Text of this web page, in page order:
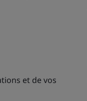
et de vos